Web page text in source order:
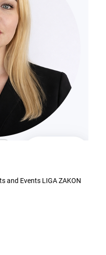
and Events LIGA ZAKON